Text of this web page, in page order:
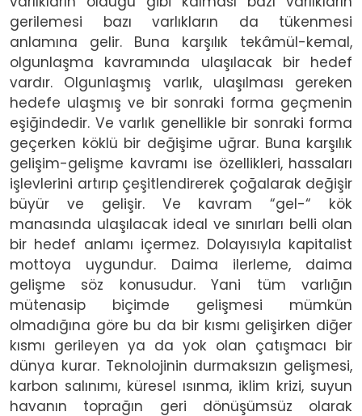
gerilemesi bazı varlıkların da tükenmesi
anlamına gelir. Buna karşılık tekâmül-kemal,
olgunlaşma kavramında ulaşılacak bir hedef
vardır. Olgunlaşmış varlık, ulaşılması gereken
hedefe ulaşmış ve bir sonraki forma geçmenin
eşiğindedir. Ve varlık genellikle bir sonraki forma
geçerken köklü bir değişime uğrar. Buna karşılık
gelişim-gelişme kavramı ise özellikleri, hassaları
işlevlerini artırıp çeşitlendirerek çoğalarak değişir
büyür ve gelişir. Ve kavram “gel-“ kök
manasında ulaşılacak ideal ve sınırları belli olan
bir hedef anlamı içermez. Dolayısıyla kapitalist
mottoya uygundur. Daima ilerleme, daima
gelişme söz konusudur. Yani tüm varlığın
mütenasip biçimde gelişmesi mümkün
olmadığına göre bu da bir kısmı gelişirken diğer
kısmı gerileyen ya da yok olan çatışmacı bir
dünya kurar. Teknolojinin durmaksızın gelişmesi,
karbon salınımı, küresel ısınma, iklim krizi, suyun
havanın toprağın geri dönüşümsüz olarak